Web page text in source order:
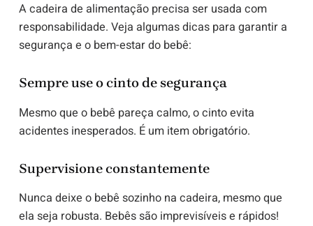
A cadeira de alimentação precisa ser usada com
responsabilidade. Veja algumas dicas para garantir a
segurança e o bem-estar do bebê:
Sempre use o cinto de segurança
Mesmo que o bebê pareça calmo, o cinto evita
acidentes inesperados. É um item obrigatório.
Supervisione constantemente
Nunca deixe o bebê sozinho na cadeira, mesmo que
ela seja robusta. Bebês são imprevisíveis e rápidos!